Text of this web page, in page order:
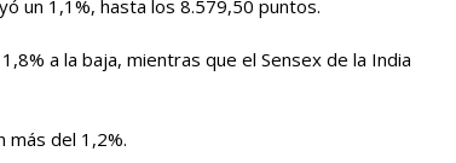
un 1,1%, hasta los 8.579,50 puntos.
a la baja, mientras que el Sensex de la India
más del 1,2%.